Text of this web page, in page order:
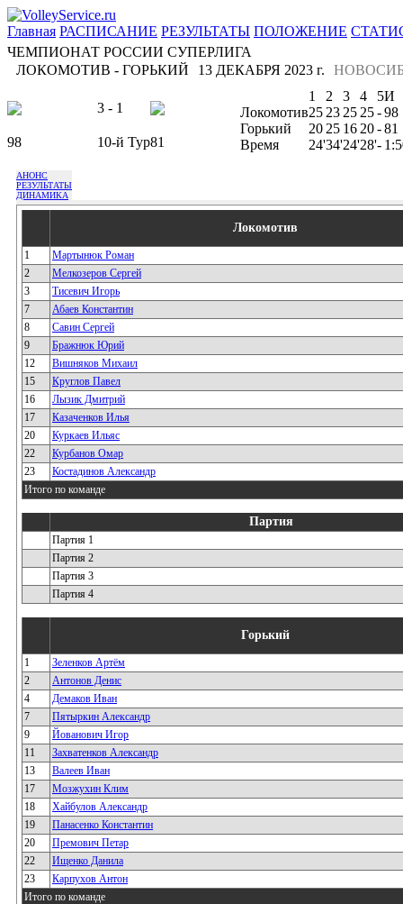
Главная РАСПИСАНИЕ РЕЗУЛЬТАТЫ ПОЛОЖЕНИЕ
ЧЕМПИОНАТ РОССИИ СУПЕРЛИГА
ЛОКОМОТИВ - ГОРЬКИЙ
13 ДЕКАБРЯ 2023 г.
3 - 1
98 10-й Тур81
1 2 3 4 5И
Локомотив25 23 25 25-98
Горький
20 25 16 20-81
Время
24'34'24'28'-
АНОНС
РЕЗУЛЬТАТЫ
ДИНАМИКА
Локомотив
1
Мартынюк Роман
2
Мелкозеров Сергей
3
Тисевич Игорь
7
Абаев Константин
8
Савин Сергей
9
Бражнюк Юрий
12
Вишняков Михаил
15
Круглов Павел
16
Лызик Дмитрий
17
Казаченков Илья
20
Куркаев Ильяс
22
Курбанов Омар
23
Костадинов Александр
Итого по команде
Партия
Партия 1
Партия 2
Партия 3
Партия 4
Горький
1
Зеленков Артём
2
Антонов Денис
4
Демаков Иван
7
Пятыркин Александр
9
Йованович Игор
11
Захватенков Александр
13
Валеев Иван
17
Мозжухин Клим
18
Хайбулов Александр
19
Панасенко Константин
20
Премович Петар
22
Ищенко Данила
23
Карпухов Антон
Итого по команде